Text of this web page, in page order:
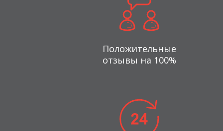
Положительные
отзывы на 100%